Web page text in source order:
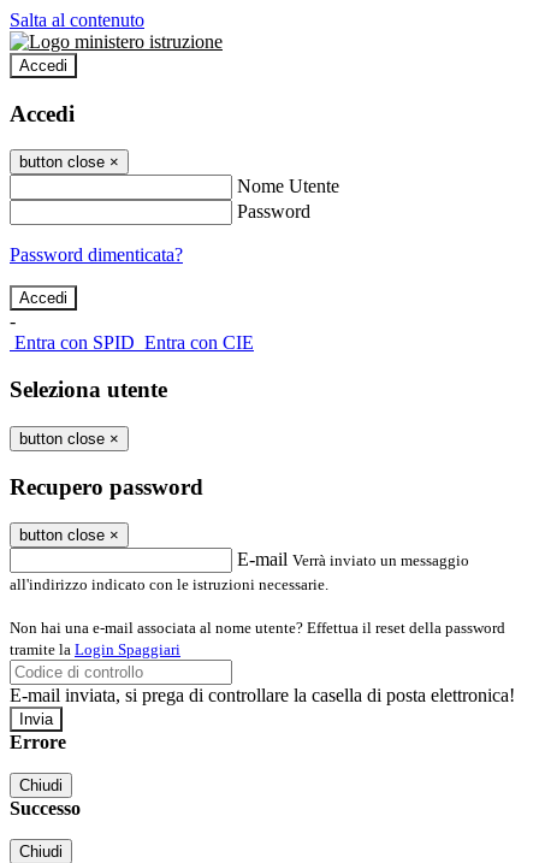
Salta al contenuto
Accedi
Accedi
button close ×
Nome Utente
Password
Password dimenticata?
-
Entra con SPID Entra con CIE
Seleziona utente
button close ×
Recupero password
button close ×
E-mail Verrà inviato un messaggio
all'indirizzo indicato con le istruzioni necessarie.
Non hai una e-mail associata al nome utente? Effettua il reset della password
tramite la Login Spaggiari
E-mail inviata, si prega di controllare la casella di posta elettronica!
Errore
Chiudi
Successo
Chiudi